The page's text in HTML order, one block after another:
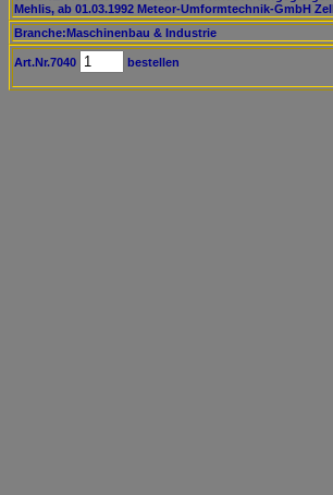
Mehlis, ab 01.03.1992 Meteor-Umformtechnik-GmbH
Branche:Maschinenbau & Industrie
Art.Nr.7040 bestellen